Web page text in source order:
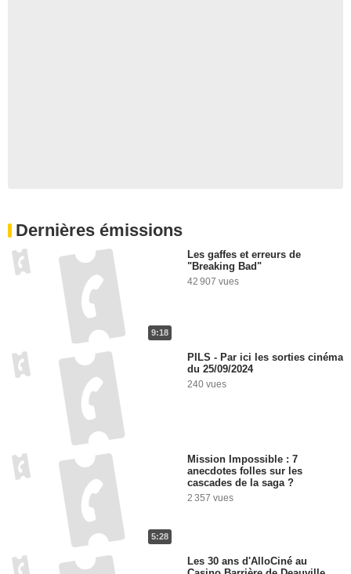
Dernières émissions
9:18
Les gaffes et erreurs de
"Breaking Bad"
42 907 vues
PILS - Par ici les sorties cinéma
du 25/09/2024
240 vues
5:28
Mission Impossible : 7
anecdotes folles sur les
cascades de la saga ?
2 357 vues
Les 30 ans d'AlloCiné au